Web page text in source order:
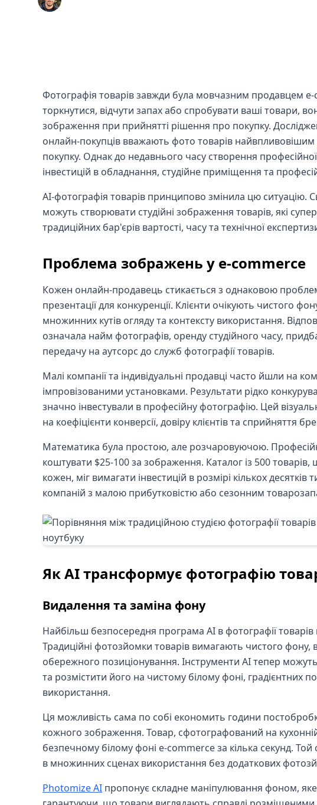
Фотографія товарів завжди була мовчазним продавцем
торкнутися, відчути запах або спробувати ваші товари,
зображення при прийнятті рішення про покупку.
онлайн-покупців вважають фото товарів
покупку. Однак до недавнього часу створення
інвестицій в обладнання, студійне приміщення та
AI-фотографія товарів принципово змінила цю ситуацію.
можуть створювати студійні зображення товарів, які
традиційних бар'єрів вартості, часу та технічної
Проблема зображень у e-commerce
Кожен онлайн-продавець стикається з однаковою
презентації для конкуренції. Клієнти очікують чистого
множинних кутів огляду та контексту використання.
означала найм фотографів, оренду студійного часу,
передачу на аутсорс до служб фотографії товарів.
Малі компанії та індивідуальні продавці часто йшли на
імпровізованими установками. Результати рідко
значно інвестували в професійну фотографію. Цей
на коефіцієнти конверсії, довіру клієнтів та сприйняття
Математика була простою, але розчаровуючою.
коштувати $25-100 за зображення. Каталог із 500 товарів,
кожен, міг вимагати інвестицій в розмірі кількох
компаній з малою прибутковістю або сезонним
Як AI трансформує фотографію
Видалення та заміна фону
Найбільш безпосередня програма AI в фотографії
Традиційні фотозйомки товарів вимагають чистого фону,
обережного позиціонування. Інструменти AI тепер
та розмістити його на чистому білому фоні, градієнтних
використання.
Ця можливість сама по собі економить години
кожного зображення. Товар, сфотографований на
безпечному білому фоні e-commerce за кілька секунд.
в множинних сценах використання без додаткових
Photomize AI пропонує складне маніпулювання фоном, яке